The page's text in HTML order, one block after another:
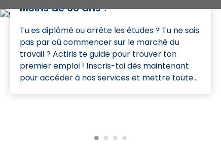
Moins de 30 ans ?
Tu es diplômé ou arrête les études ? Tu ne sais
pas par où commencer sur le marché du
travail ? Actiris te guide pour trouver ton
premier emploi ! Inscris-toi dès maintenant
pour accéder à nos services et mettre toutes